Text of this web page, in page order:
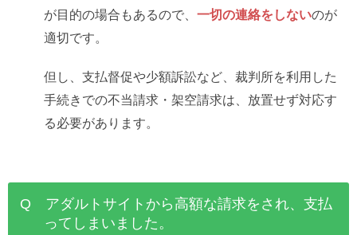
が目的の場合もあるので、 一切の連絡をしないのが
適切です。
但し、支払督促や少額訴訟など、裁判所を利用した
手続きでの不当請求・架空請求は、放置せず対応す
る必要があります。
Q アダルトサイトから高額な請求をされ、支払
ってしまいました。